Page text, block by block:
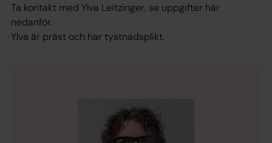
Ta kontakt med Ylva Leitzinger, se uppgifter här
nedanför.
Ylva är präst och har tystnadsplikt.